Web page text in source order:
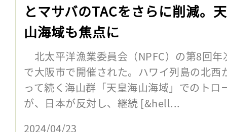
とマサバのTACをさらに削減。
山海域も焦点に
北太平洋漁業委員会（NPFC）の第8回
で大阪市で開催された。ハワイ列島の北
って続く海山群「天皇海山海域」でのトロ
が、日本が反対し、継続 [&hell...
2024/04/23